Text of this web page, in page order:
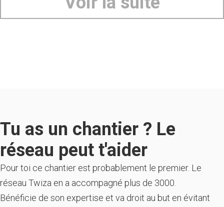
Tu as un chantier ? Le
réseau peut t'aider
Pour toi ce chantier est probablement le premier. Le
réseau Twiza en a accompagné plus de 3000.
Bénéficie de son expertise et va droit au but en évitant